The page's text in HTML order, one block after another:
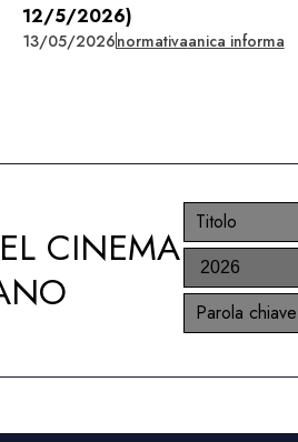
12/5/2026)
13/05/2026normativaanica informa
CINEMA